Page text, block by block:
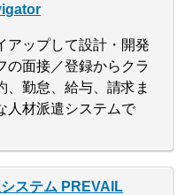
アップして設計・開発
の面接／登録からクラ
、勤怠、給与、請求ま
人材派遣システムで
ステム PREVAIL